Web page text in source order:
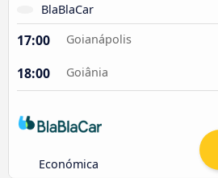
BlaBlaCar
17:00 Goianápolis
18:00 Goiânia
Económica